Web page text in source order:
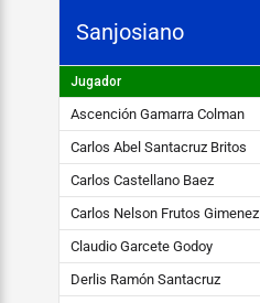
t
a
r
í
n
STEIBI
Sanjosiano
Jugador
Ascención Gamarra Colman
Carlos Abel Santacruz Britos
Carlos Castellano Baez
Carlos Nelson Frutos Gimenez
Claudio Garcete Godoy
Derlis Ramón Santacruz